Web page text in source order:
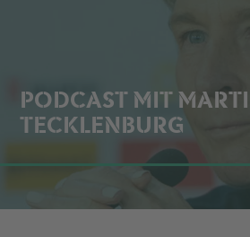
PODCAST MIT
TECKLENBURG